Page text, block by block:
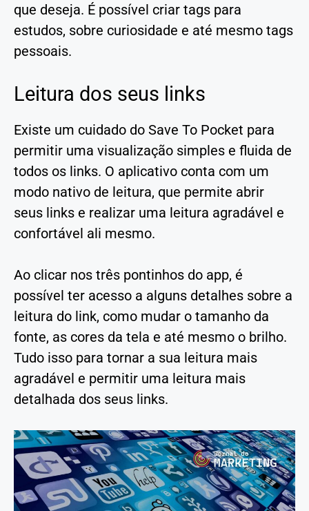
que deseja. É possível criar tags para
estudos, sobre curiosidade e até mesmo tags
pessoais.
Leitura dos seus links
Existe um cuidado do Save To Pocket para
permitir uma visualização simples e fluida de
todos os links. O aplicativo conta com um
modo nativo de leitura, que permite abrir
seus links e realizar uma leitura agradável e
confortável ali mesmo.
Ao clicar nos três pontinhos do app, é
possível ter acesso a alguns detalhes sobre a
leitura do link, como mudar o tamanho da
fonte, as cores da tela e até mesmo o brilho.
Tudo isso para tornar a sua leitura mais
agradável e permitir uma leitura mais
detalhada dos seus links.